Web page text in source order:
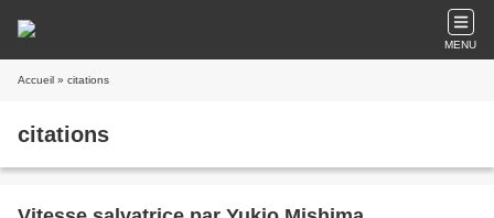
MENU
Accueil » citations
citations